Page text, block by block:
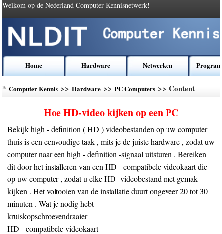
Welkom op de Nederland Computer Kennisnetwerk!
Home Hardware Netwerken
* Computer Kennis >> Hardware >> PC Computers >> Content
Hoe HD-video kijken op een PC
Bekijk high - definition ( HD ) videobestanden op uw computer
thuis is een eenvoudige taak , mits je de juiste hardware , zodat uw
computer naar een high - definition -signaal uitsturen . Bereiken
dit door het installeren van een HD - compatibele videokaart die
op uw computer , zodat u elke HD- videobestand met gemak
kijken . Het voltooien van de installatie duurt ongeveer 20 tot 30
minuten . Wat je nodig hebt
kruiskopschroevendraaier
HD - compatibele videokaart